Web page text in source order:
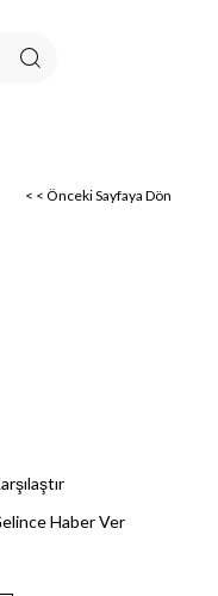
< < Önceki Sayfaya Dön
Haber Ver